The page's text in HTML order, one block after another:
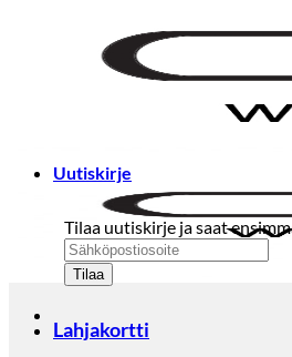
Uutiskirje
Tilaa uutiskirje ja saat
Lahjakortti